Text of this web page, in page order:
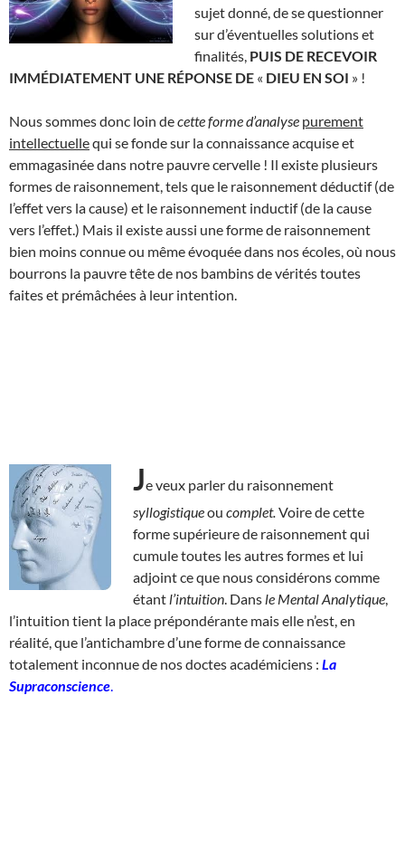
sujet donné, de se questionner
sur d’éventuelles solutions et
finalités, PUIS DE RECEVOIR
IMMÉDIATEMENT UNE RÉPONSE DE « DIEU EN SOI » !
Nous sommes donc loin decette formed’analyse purement
intellectuellequi se fonde sur la connaissance acquise et
emmagasinée dans notre pauvre cervelle ! Il existe plusieurs
formes de raisonnement, tels que le raisonnement déductif (de
l’effet vers la cause) et le raisonnement inductif (de la cause
vers l’effet.) Mais il existe aussi une forme de raisonnement
bien moins connue ou même évoquée dans nos écoles, où nous
bourrons la pauvre tête de nos bambins de vérités toutes
faites et prémâchées à leur intention.
Je veux parler du raisonnement
syllogistiqueou complet. Voire de cette
forme supérieure de raisonnement qui
cumule toutes les autres formes et lui
adjoint ce que nous considérons comme
étant l’intuition . Dans le Mental Analytique
l’intuition tient la place prépondérante mais elle n’est, en
réalité, que l’antichambre d’une forme de connaissance
totalement inconnue de nos doctes académiciens : La
Supraconscience